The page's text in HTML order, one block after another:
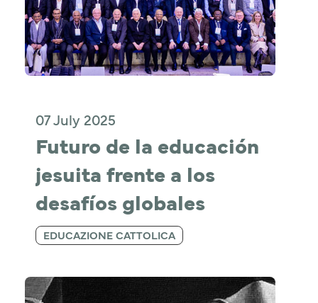
07 July 2025
Futuro de la educación
jesuita frente a los
desafíos globales
EDUCAZIONE CATTOLICA